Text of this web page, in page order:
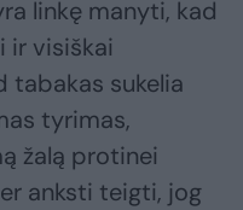
linkę manyti, kad
ir visiškai
tabakas sukelia
tyrimas,
žalą protinei
anksti teigti, jog